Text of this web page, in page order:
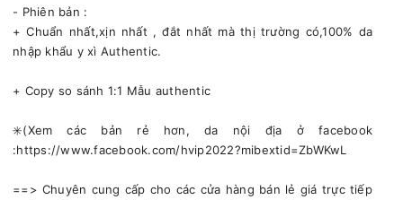
- Phiên bản :
+ Chuẩn nhất,xịn nhất , đắt nhất mà thị trường có,100% da
nhập khẩu y xì Authentic.
+ Copy so sánh 1:1 Mẫu authentic
✳️(Xem các bản rẻ hơn, da nội địa ở facebook
:https://www.facebook.com/hvip2022?mibextid=ZbWKwL
==> Chuyên cung cấp cho các cửa hàng bán lẻ giá trực tiếp